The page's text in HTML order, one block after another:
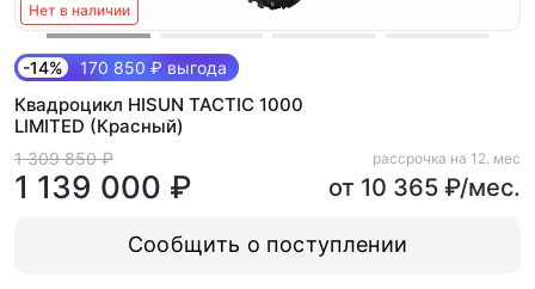
Нет в наличии
-14% 170 850 ₽ выгода
Квадроцикл HISUN TACTIC 1000
LIMITED (Красный)
1 309 850 ₽
1 139 000 ₽
рассрочка на 12. мес
от 10 365 ₽/мес.
Сообщить о поступлении